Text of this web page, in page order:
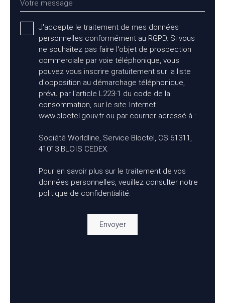
Votre message
J'accepte le traitement de mes données
personnelles conformément au RGPD. Si vous
ne souhaitez pas faire l'objet de prospection
commerciale par voie téléphonique, vous
pouvez vous inscrire gratuitement sur la liste
d'opposition au démarchage téléphonique,
prévu par l'article L223-1 du code de la
consommation, sur le site Internet
www.bloctel.gouv.fr ou par courrier adressé à :
Société Worldline, Service Bloctel, CS 61311,
41013 BLOIS CEDEX.
Pour en savoir plus sur le traitement de vos
données personnelles, veuillez consulter notre
politique de confidentialité.
Envoyer